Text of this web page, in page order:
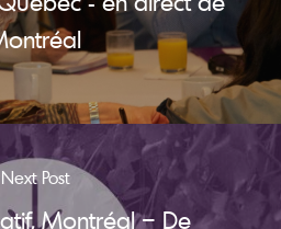
Next Post
Montréal – De